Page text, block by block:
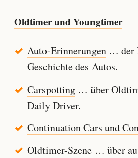
Oldtimer und Youngtimer
Auto-Erinnerungen… der
Geschichte des Autos.
Carspotting… über
Daily Driver.
Continuation Cars und
Oldtimer-Szene… über